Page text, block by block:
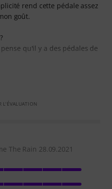
rend cette pédale assez
goût.
qu'il y a des pédales de
L'ÉVALUATION
The Rain 28.09.2021